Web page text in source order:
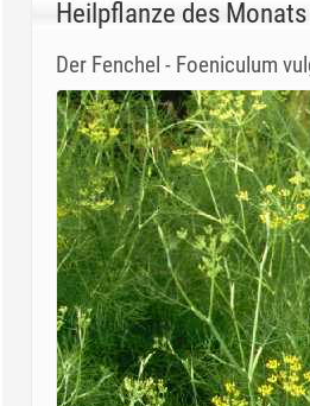
Heilpflanze des Monats
Der Fenchel - Foeniculum